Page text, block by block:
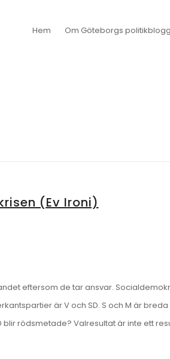
Hem Om Göteborgs politikblogg
(ev Ironi)
eftersom de tar ansvar.
är V och SD. S och M är
blir rödsmetade? Valresultat är inte ett